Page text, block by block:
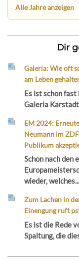
Alle Jahre anzeigen
Dir
Galeria: Wie oft
am Leben
Es ist schon
Galeria
EM 2024:
Neumann im
Publikum
Schon nach den
wieder, welches...
Zum Lachen in
Einengung ruft
Es ist die Rede
Spaltung, die